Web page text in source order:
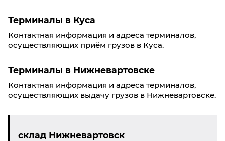
Терминалы в Куса
Контактная информация и адреса терминалов,
осуществляющих приём грузов в Куса.
Терминалы в Нижневартовске
Контактная информация и адреса терминалов,
осуществляющих выдачу грузов в Нижневартовске.
склад Нижневартовск